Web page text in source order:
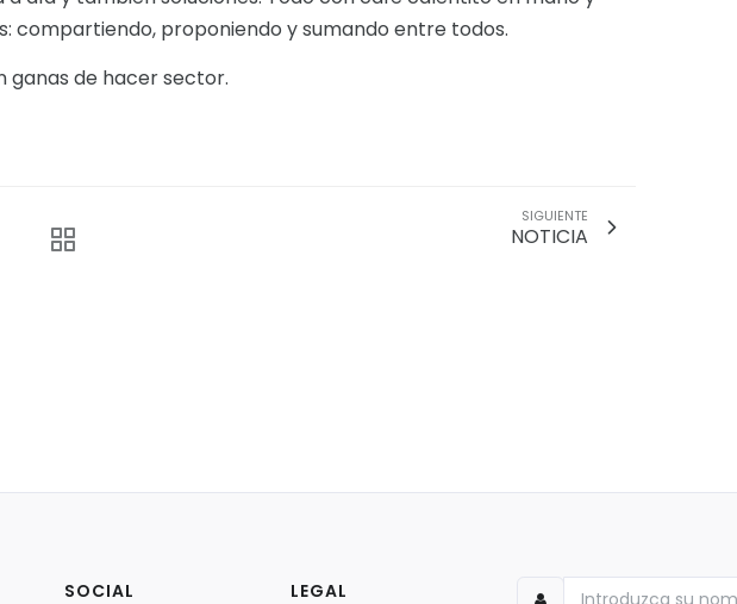
compartiendo, proponiendo y sumando entre todos.
ganas de hacer sector.
SIGUIENTE
NOTICIA
SOCIAL LEGAL